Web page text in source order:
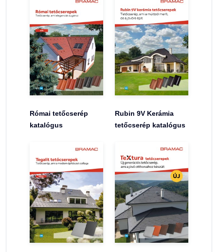
Római tetőcserép
katalógus
Rubin 9V Kerámia
tetőcserép katalógus